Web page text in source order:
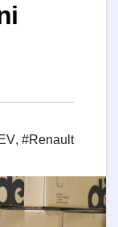
, #Renault